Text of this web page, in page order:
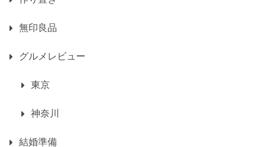
無印良品
グルメレビュー
東京
神奈川
結婚準備